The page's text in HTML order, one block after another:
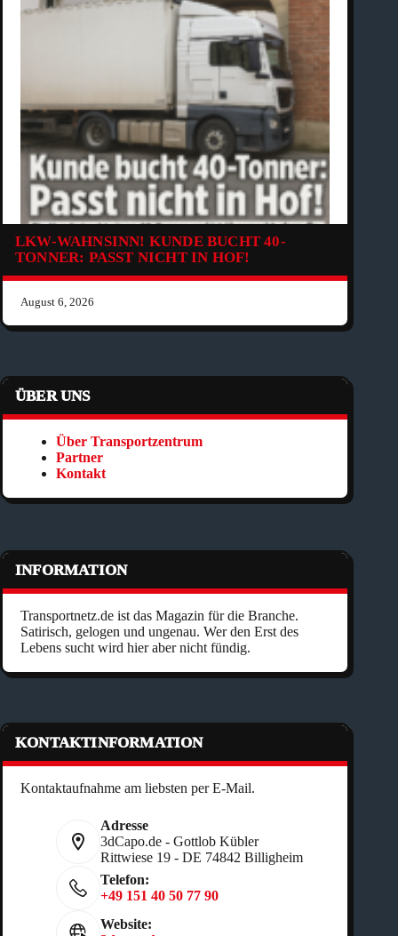
LKW-WAHNSINN! KUNDE BUCHT 40-
TONNER: PASST NICHT IN HOF!
August 6, 2026
ÜBER UNS
Über Transportzentrum
Partner
Kontakt
INFORMATION
Transportnetz.de ist das Magazin für die Branche.
Satirisch, gelogen und ungenau. Wer den Erst des
Lebens sucht wird hier aber nicht fündig.
KONTAKTINFORMATION
Kontaktaufnahme am liebsten per E-Mail.
Adresse
3dCapo.de - Gottlob Kübler
Rittwiese 19 - DE 74842 Billigheim
Telefon:
+49 151 40 50 77 90
Website: